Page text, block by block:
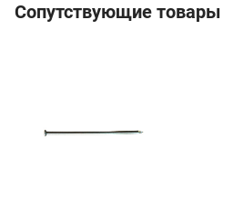
Сопутствующие товары